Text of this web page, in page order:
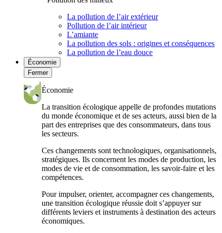
La pollution de l’air extérieur
Pollution de l’air intérieur
L’amiante
La pollution des sols : origines et conséquences
La pollution de l’eau douce
Économie
Fermer
Économie
La transition écologique appelle de profondes mutations
du monde économique et de ses acteurs, aussi bien de la
part des entreprises que des consommateurs, dans tous
les secteurs.
Ces changements sont technologiques, organisationnels,
stratégiques. Ils concernent les modes de production, les
modes de vie et de consommation, les savoir-faire et les
compétences.
Pour impulser, orienter, accompagner ces changements,
une transition écologique réussie doit s’appuyer sur
différents leviers et instruments à destination des acteurs
économiques.